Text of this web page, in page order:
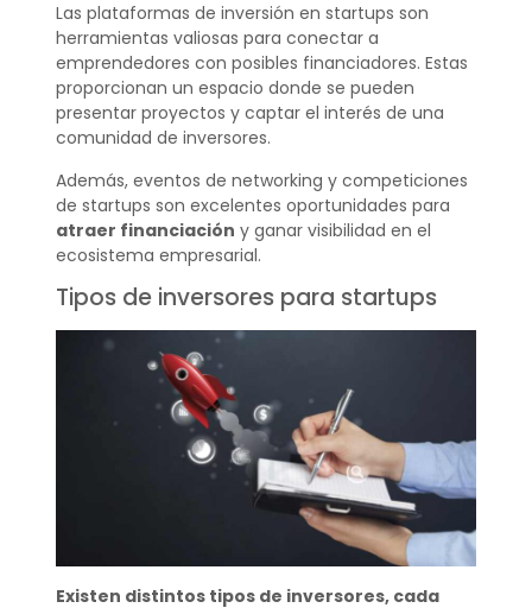
Las plataformas de inversión en startups son
herramientas valiosas para conectar a
emprendedores con posibles financiadores. Estas
proporcionan un espacio donde se pueden
presentar proyectos y captar el interés de una
comunidad de inversores.
Además, eventos de networking y competiciones
de startups son excelentes oportunidades para
atraer financiación y ganar visibilidad en el
ecosistema empresarial.
Tipos de inversores para startups
Existen distintos tipos de inversores, cada